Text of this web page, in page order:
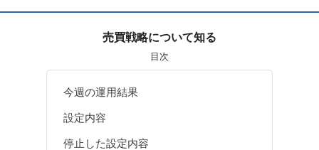
売買戦略について知る
目次
今週の運用結果
設定内容
停止した設定内容